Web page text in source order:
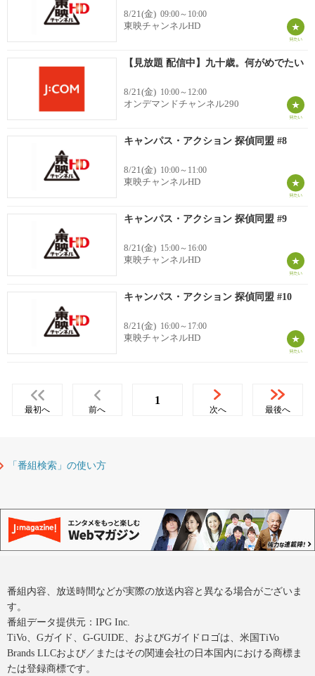
8/21(金) 09:00～10:00
東映チャンネルHD
【見放題 配信中】九十歳。何がめでたい
8/21(金) 10:00～12:00
オンデマンドチャンネル290
キャンパス・アクション 探偵同盟 #8
8/21(金) 10:00～11:00
東映チャンネルHD
キャンパス・アクション 探偵同盟 #9
8/21(金) 15:00～16:00
東映チャンネルHD
キャンパス・アクション 探偵同盟 #10
8/21(金) 16:00～17:00
東映チャンネルHD
最初へ 前へ
1
次へ 最後へ
「番組検索」の使い方
番組内容、放送時間などが実際の放送内容と異なる場合がございま
す。
番組データ提供元：IPG Inc.
TiVo、Gガイド、G-GUIDE、およびGガイドロゴは、米国TiVo
Brands LLCおよび／またはその関連会社の日本国内における商標ま
たは登録商標です。